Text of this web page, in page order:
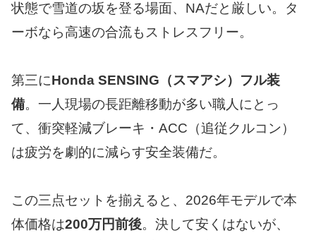
状態で雪道の坂を登る場面、NAだと厳しい。タ
ーボなら高速の合流もストレスフリー。
第三にHonda SENSING（スマアシ）フル装
備。一人現場の長距離移動が多い職人にとっ
て、衝突軽減ブレーキ・ACC（追従クルコン）
は疲労を劇的に減らす安全装備だ。
この三点セットを揃えると、2026年モデルで本
体価格は200万円前後。決して安くはないが、